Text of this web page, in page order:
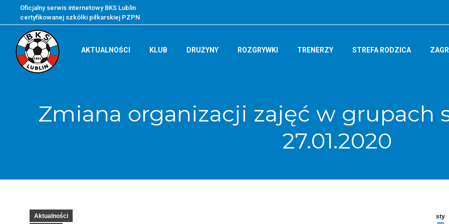
Oficjalny serwis internetowy BKS Lublin
certyfikowanej szkółki piłkarskiej PZPN
AKTUALNOŚCI KLUB DRUŻYNY ROZGRYWKI TRENERZY STREFA RODZICA
Zmiana organizacji zajęć w grupach
27.01.2020
sty
Aktualności